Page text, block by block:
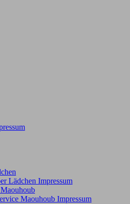
Lädchen Impressum
Maouhoub Impressum